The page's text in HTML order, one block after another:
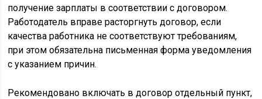
получение зарплаты в соответствии с договором.
Работодатель вправе расторгнуть договор, если
качества работника не соответствуют требованиям,
при этом обязательна письменная форма уведомления
с указанием причин.
Рекомендовано включать в договор отдельный пункт,